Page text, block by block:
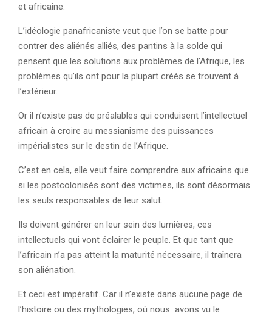
et africaine.
L’idéologie panafricaniste veut que l’on se batte pour
contrer des aliénés alliés, des pantins à la solde qui
pensent que les solutions aux problèmes de l’Afrique, les
problèmes qu’ils ont pour la plupart créés se trouvent à
l’extérieur.
Or il n’existe pas de préalables qui conduisent l’intellectuel
africain à croire au messianisme des puissances
impérialistes sur le destin de l’Afrique.
C’est en cela, elle veut faire comprendre aux africains que
si les postcolonisés sont des victimes, ils sont désormais
les seuls responsables de leur salut.
Ils doivent générer en leur sein des lumières, ces
intellectuels qui vont éclairer le peuple. Et que tant que
l’africain n’a pas atteint la maturité nécessaire, il traînera
son aliénation.
Et ceci est impératif. Car il n’existe dans aucune page de
l’histoire ou des mythologies, où nous avons vu le